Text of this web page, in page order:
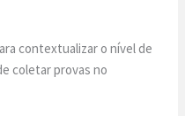
contextualizar o nível de
coletar provas no